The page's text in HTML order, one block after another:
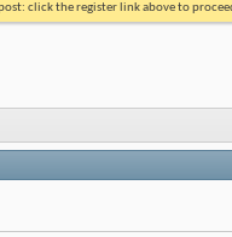
click the register link above to